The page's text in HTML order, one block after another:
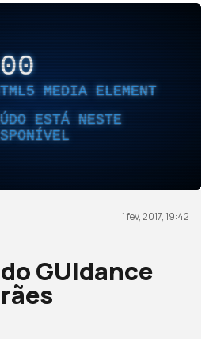
MEDIA ELEMENT
ESTÁ NESTE
1 fev, 2017, 19:42
GUIdance